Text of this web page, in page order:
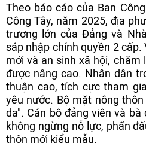
Theo báo cáo của Ban
Công Tây, năm 2025, địa
trương lớn của Đảng và
sáp nhập chính quyền 2
mới và an sinh xã hội,
được nâng cao. Nhân dân
thuận cao, tích cực tham
yêu nước. Bộ mặt nông
da". Cán bộ đảng viên và bà
không ngừng nỗ lực, phấn
thôn mới kiểu mẫu.